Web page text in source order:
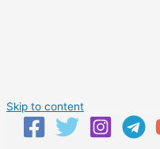
Skip to content